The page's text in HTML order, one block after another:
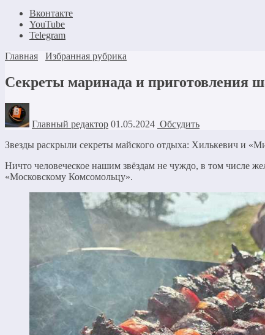
Вконтакте
YouTube
Telegram
Главная
Избранная рубрика
Секреты маринада и приготовления
Главный редактор 01.05.2024 Обсудить
Звезды раскрыли секреты майского отдыха: Хилькевич и
Ничто человеческое нашим звёздам не чуждо, в том числе
«Московскому Комсомольцу».